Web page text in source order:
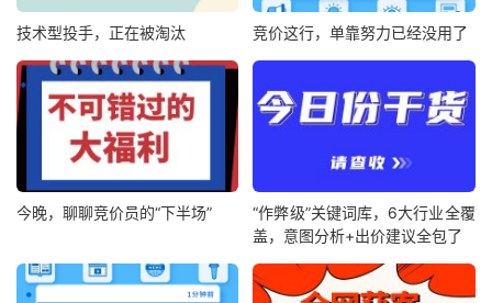
技术型投手，正在被淘汰 竞价这行，单靠努力已经没用了
今晚，聊聊竞价员的“下半场”
“作弊级”关键词库，6大行业全覆
盖，意图分析+出价建议全包了